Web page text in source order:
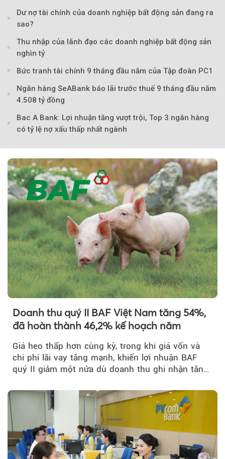
Dư nợ tài chính của doanh nghiệp bất động sản đang ra
sao?
Thu nhập của lãnh đạo các doanh nghiệp bất động sản
nghìn tỷ
Bức tranh tài chính 9 tháng đầu năm của Tập đoàn PC1
Ngân hàng SeABank báo lãi trước thuế 9 tháng đầu năm
4.508 tỷ đồng
Bac A Bank: Lợi nhuận tăng vượt trội, Top 3 ngân hàng
có tỷ lệ nợ xấu thấp nhất ngành
Doanh thu quý II BAF Việt Nam tăng 54%,
đã hoàn thành 46,2% kế hoạch năm
Giá heo thấp hơn cùng kỳ, trong khi giá vốn và
chi phí lãi vay tăng mạnh, khiến lợi nhuận BAF
quý II giảm một nửa dù doanh thu ghi nhận tăng